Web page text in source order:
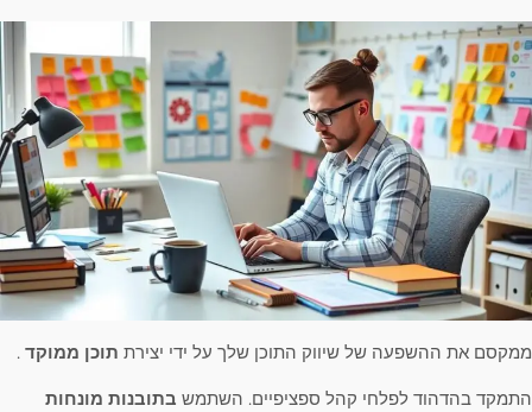
ממקסם את ההשפעה של שיווק התוכן שלך על ידי יצירת תוכן ממוקד .
התמקד בהדהוד לפלחי קהל ספציפיים. השתמש בתובנות מונחות